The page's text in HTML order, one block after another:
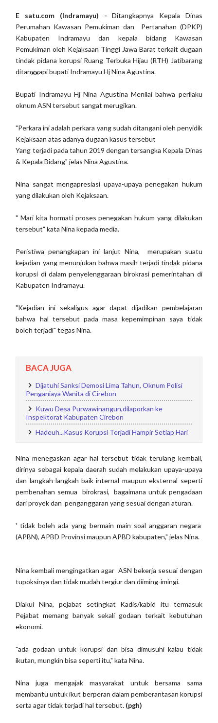
E satu.com (Indramayu) -Ditangkapnya Kepala Dinas
Perumahan Kawasan Pemukiman dan Pertanahan (DPKP)
Kabupaten Indramayu dan kepala bidang Kawasan
Pemukiman oleh Kejaksaan Tinggi Jawa Barat terkait dugaan
tindak pidana korupsi Ruang Terbuka Hijau (RTH) Jatibarang
ditanggapi bupati Indramayu Hj Nina Agustina.
Bupati Indramayu Hj Nina Agustina Menilai bahwa perilaku
oknum ASN tersebut sangat merugikan.
"Perkara ini adalah perkara yang sudah ditangani oleh penyidik
Kejaksaan atas adanya dugaan kasus tersebut
Yang terjadi pada tahun 2019 dengan tersangka Kepala Dinas
& Kepala Bidang" jelas Nina Agustina.
Nina sangat mengapresiasi upaya-upaya penegakan hukum
yang dilakukan oleh Kejaksaan.
" Mari kita hormati proses penegakan hukum yang dilakukan
tersebut" kata Nina kepada media.
Peristiwa penangkapan ini lanjut Nina, merupakan suatu
kejadian yang menunjukan bahwa masih terjadi tindak pidana
korupsi di dalam penyelenggaraan birokrasi pemerintahan di
Kabupaten Indramayu.
"Kejadian ini sekaligus agar dapat dijadikan pembelajaran
bahwa hal tersebut pada masa kepemimpinan saya tidak
boleh terjadi" tegas Nina.
BACA JUGA
Dijatuhi Sanksi Demosi Lima Tahun, Oknum Polisi
Penganiaya Wanita di Cirebon
Kuwu Desa Purwawinangun,dilaporkan ke
Inspektorat Kabupaten Cirebon
Hadeuh...Kasus Korupsi Terjadi Hampir Setiap Hari
Nina menegaskan agar hal tersebut tidak terulang kembali,
dirinya sebagai kepala daerah sudah melakukan upaya-upaya
dan langkah-langkah baik internal maupun eksternal seperti
pembenahan semua birokrasi, bagaimana untuk pengadaan
dari proyek dan penganggaran yang sesuai dengan aturan.
' tidak boleh ada yang bermain main soal anggaran negara
(APBN), APBD Provinsi maupun APBD kabupaten," jelas Nina.
Nina kembali mengingatkan agar ASN bekerja sesuai dengan
tupoksinya dan tidak mudah tergiur dan diiming-imingi.
Diakui Nina, pejabat setingkat Kadis/kabid itu termasuk
Pejabat memang banyak sekali godaan terkait kebutuhan
ekonomi.
"ada godaan untuk korupsi dan bisa dimusuhi kalau tidak
ikutan, mungkin bisa seperti itu," kata Nina.
Nina juga mengajak masyarakat untuk bersama sama
membantu untuk ikut berperan dalam pemberantasan korupsi
serta agar tidak terjadi hal tersebut. (pgh)